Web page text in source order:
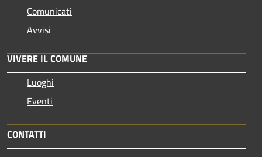
Comunicati
Avvisi
VIVERE IL COMUNE
Luoghi
Eventi
CONTATTI